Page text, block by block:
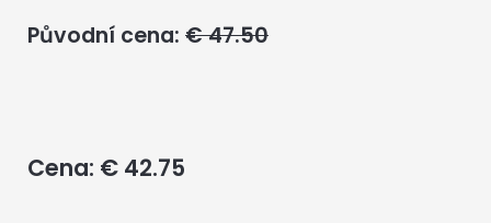
Původní cena: € 47.50
Cena: € 42.75